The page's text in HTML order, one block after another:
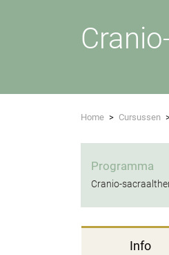
Home > Cursussen
Programma
Cranio-
Info